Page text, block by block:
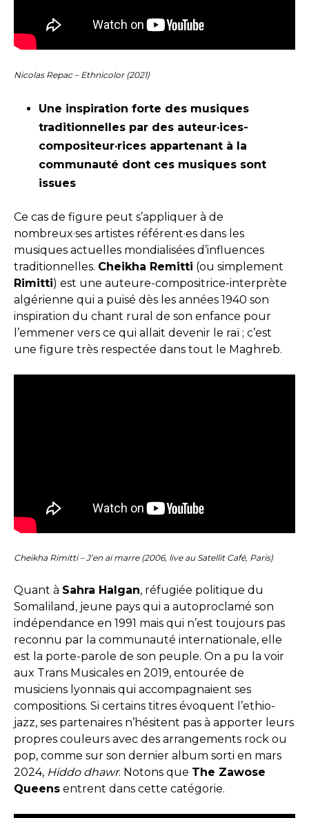
Nicolas Repac – Ethnicolor (2021)
Une inspiration forte des musiques
traditionnelles par des auteur·ices-
compositeur·rices appartenant à la
communauté dont ces musiques sont
issues
Ce cas de figure peut s’appliquer à de
nombreux·ses artistes référent·es dans les
musiques actuelles mondialisées d’influences
traditionnelles. Cheikha Remitti (ou simplement
Rimitti) est une auteure-compositrice-interprète
algérienne qui a puisé dès les années 1940 son
inspiration du chant rural de son enfance pour
l’emmener vers ce qui allait devenir le raï ; c’est
une figure très respectée dans tout le Maghreb.
Cheikha Rimitti – J’en ai marre (2006, live au Satellit Café, Paris)
Quant à Sahra Halgan, réfugiée politique du
Somaliland, jeune pays qui a autoproclamé son
indépendance en 1991 mais qui n’est toujours pas
reconnu par la communauté internationale, elle
est la porte-parole de son peuple. On a pu la voir
aux Trans Musicales en 2019, entourée de
musiciens lyonnais qui accompagnaient ses
compositions. Si certains titres évoquent l’ethio-
jazz, ses partenaires n’hésitent pas à apporter leurs
propres couleurs avec des arrangements rock ou
pop, comme sur son dernier album sorti en mars
2024, Hiddo dhawr. Notons que The Zawose
Queens entrent dans cette catégorie.